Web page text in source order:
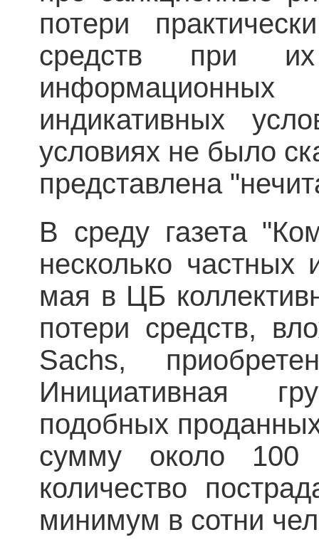
потери
средств при
индикативных
условиях не было
представлена
В среду газета
несколько частных
мая в ЦБ
потери средств,
Sachs,
Инициативная
подобных
сумму около 100
количество
минимум в сотни